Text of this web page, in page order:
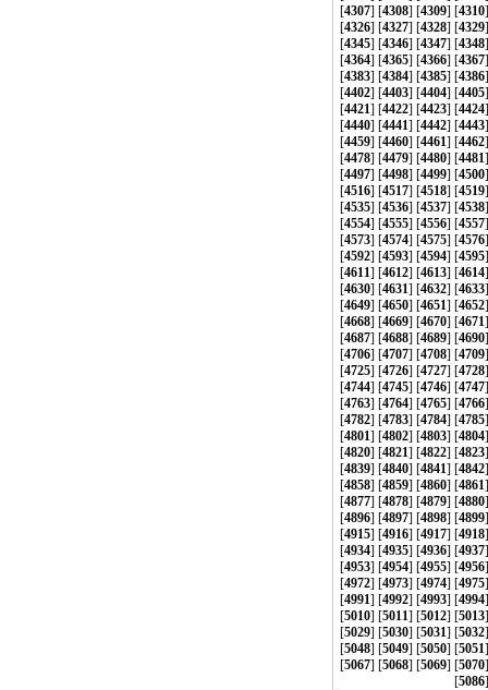
[4307] [4308] [4309] [4310
[4326] [4327] [4328] [4329
[4345] [4346] [4347] [4348
[4364] [4365] [4366] [4367
[4383] [4384] [4385] [4386
[4402] [4403] [4404] [4405
[4421] [4422] [4423] [4424
[4440] [4441] [4442] [4443
[4459] [4460] [4461] [4462
[4478] [4479] [4480] [4481
[4497] [4498] [4499] [4500
[4516] [4517] [4518] [4519
[4535] [4536] [4537] [4538
[4554] [4555] [4556] [4557
[4573] [4574] [4575] [4576
[4592] [4593] [4594] [4595
[4611] [4612] [4613] [4614
[4630] [4631] [4632] [4633
[4649] [4650] [4651] [4652
[4668] [4669] [4670] [4671
[4687] [4688] [4689] [4690
[4706] [4707] [4708] [4709
[4725] [4726] [4727] [4728
[4744] [4745] [4746] [4747
[4763] [4764] [4765] [4766
[4782] [4783] [4784] [4785
[4801] [4802] [4803] [4804
[4820] [4821] [4822] [4823
[4839] [4840] [4841] [4842
[4858] [4859] [4860] [4861
[4877] [4878] [4879] [4880
[4896] [4897] [4898] [4899
[4915] [4916] [4917] [4918
[4934] [4935] [4936] [4937
[4953] [4954] [4955] [4956
[4972] [4973] [4974] [4975
[4991] [4992] [4993] [4994
[5010] [5011] [5012] [5013
[5029] [5030] [5031] [5032
[5048] [5049] [5050] [5051
[5067] [5068] [5069] [5070
[5086